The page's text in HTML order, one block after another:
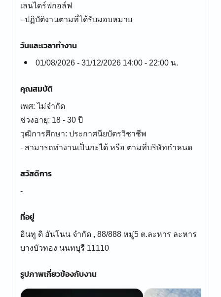
เลนไดร์ฟกอล์ฟ
- ปฏิบัติงานตามที่ได้รับมอบหมาย
วันและเวลาทำงาน
01/08/2026 - 31/12/2026 14:00 - 22:00 น.
คุณสมบัติ
เพศ: ไม่จำกัด
ช่วงอายุ: 18 - 30 ปี
วุฒิการศึกษา: ประกาศนียบัตรวิชาชีพ
- สามารถทำงานเป็นกะได้ หรือ ตามที่บริษัทกำหนด
สวัสดิการ
-
ที่อยู่
อินทู ดิ อันโนน จำกัด , 88/888 หมู่5 ต.ละหาร ละหาร
บางบัวทอง นนทบุรี 11110
รูปภาพเกี่ยวข้องกับงาน